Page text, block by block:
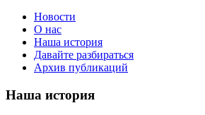
Новости
О нас
Наша история
Давайте разбираться
Архив публикаций
Наша история